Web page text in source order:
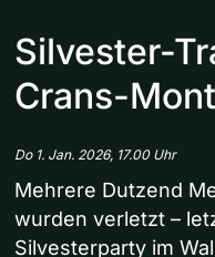
Silvester-
Crans-
Do 1. Jan. 2026, 17.00 Uhr
Mehrere Dutzend
wurden verletzt –
Silvesterparty im